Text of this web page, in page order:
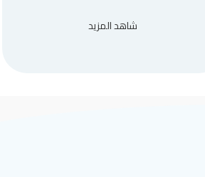
شاهد المزيد